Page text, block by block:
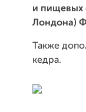
и пищевых
Лондона)
Также
кедра.